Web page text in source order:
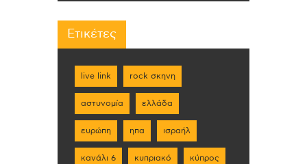
Ετικέτες
live link rock σκηνη
αστυνομία ελλάδα
ευρώπη ηπα ισραήλ
κανάλι 6 κυπριακό κύπρος